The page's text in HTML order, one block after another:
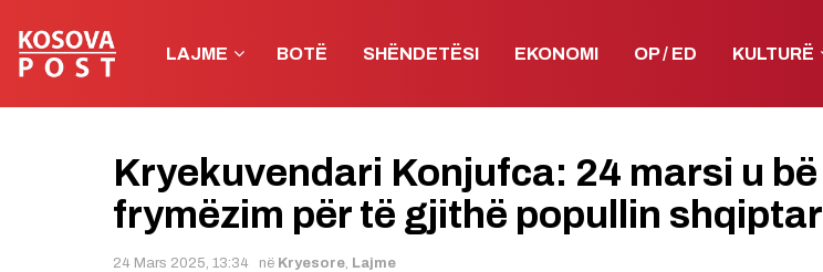
LAJME BOTË SHËNDETËSI EKONOMI OP / ED KULTURË
Kryekuvendari Konjufca: 24 marsi u bë
frymëzim për të gjithë popullin shqiptar
24 Mars 2025, 13:34 në Kryesore, Lajme